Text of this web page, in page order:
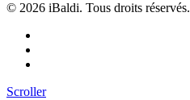
© 2026 iBaldi. Tous droits réservés.
Scroller